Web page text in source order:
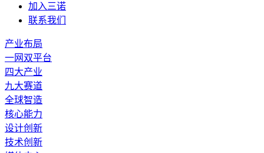
加入三诺
联系我们
产业布局
一网双平台
四大产业
九大赛道
全球智造
核心能力
设计创新
技术创新